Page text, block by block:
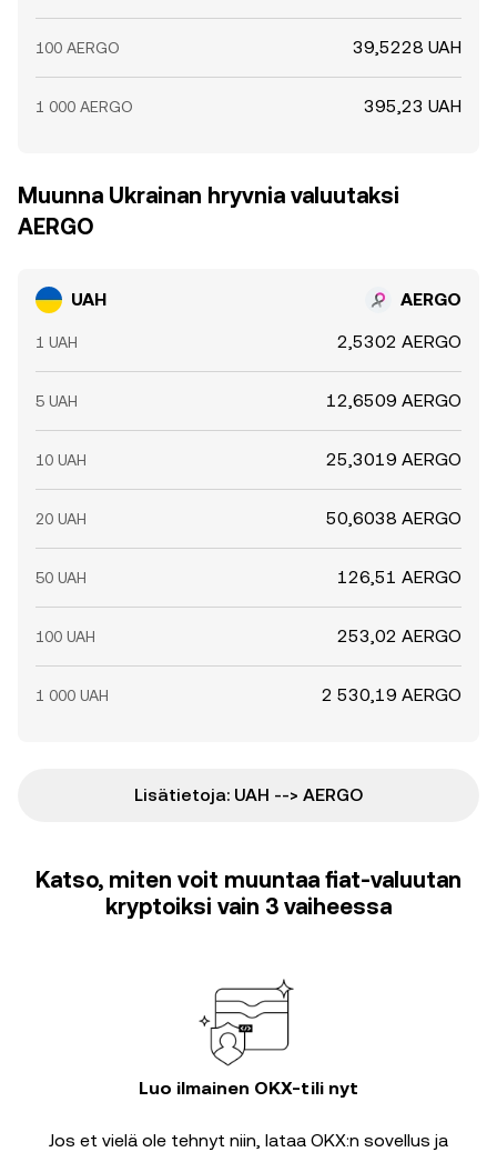
100 AERGO 39,5228 UAH
1 000 AERGO 395,23 UAH
Muunna Ukrainan hryvnia valuutaksi
AERGO
UAH AERGO
1 UAH 2,5302 AERGO
5 UAH 12,6509 AERGO
10 UAH 25,3019 AERGO
20 UAH 50,6038 AERGO
50 UAH 126,51 AERGO
100 UAH 253,02 AERGO
1 000 UAH 2 530,19 AERGO
Lisätietoja: UAH --> AERGO
Katso, miten voit muuntaa fiat-valuutan
kryptoiksi vain 3 vaiheessa
Luo ilmainen OKX-tili nyt
Jos et vielä ole tehnyt niin, lataa OKX:n sovellus ja